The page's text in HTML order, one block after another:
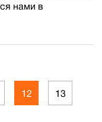
нами в
12 13